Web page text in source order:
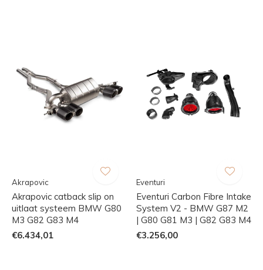
Akrapovic
Akrapovic catback slip on
uitlaat systeem BMW G80
M3 G82 G83 M4
€6.434,01
Eventuri
Eventuri Carbon Fibre Intake
System V2 - BMW G87 M2
| G80 G81 M3 | G82 G83 M4
€3.256,00